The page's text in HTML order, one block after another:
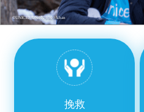
©UNICEF/UN0779309/khan
挽救